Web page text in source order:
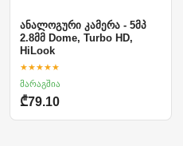
ანალოგური კამერა - 5მპ
2.8მმ Dome, Turbo HD,
HiLook
★★★★★
მარაგშია
₾79.10